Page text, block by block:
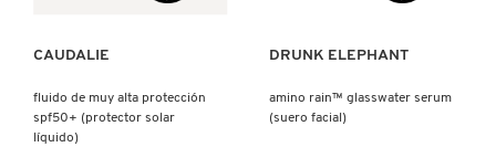
CAUDALIE
fluido de muy alta protección
spf50+ (protector solar
líquido)
DRUNK ELEPHANT
amino rain™ glasswater serum
(suero facial)